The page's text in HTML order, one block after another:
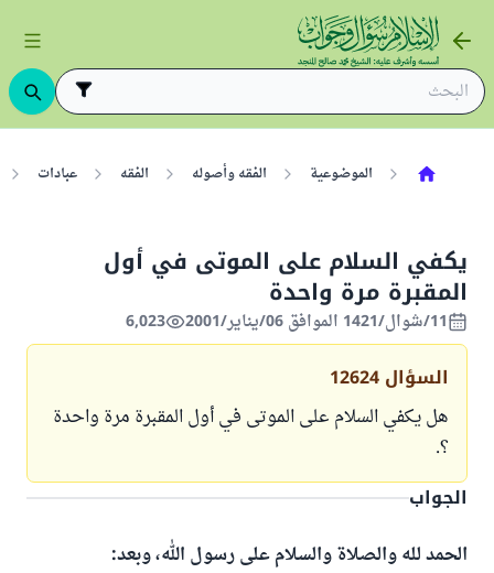
الموضوعية الفقه وأصوله الفقه عبادات
يكفي السلام على الموتى في أول
المقبرة مرة واحدة
11/شوال/1421 الموافق 06/يناير/2001 6,023
السؤال 12624
هل يكفي السلام على الموتى في أول المقبرة مرة واحدة
؟.
الجواب
الحمد لله والصلاة والسلام على رسول الله، وبعد: